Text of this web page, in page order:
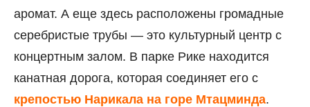
аромат. А еще здесь расположены громадные
серебристые трубы — это культурный центр с
концертным залом. В парке Рике находится
канатная дорога, которая соединяет его с
крепостью Нарикала на горе Мтацминда.